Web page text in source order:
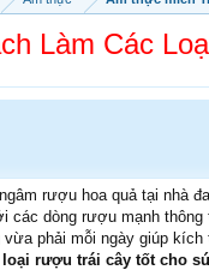
Làm Các
rượu hoa quả tại nhà
các dòng rượu mạnh
phải mỗi ngày giúp
loại rượu trái cây tốt cho